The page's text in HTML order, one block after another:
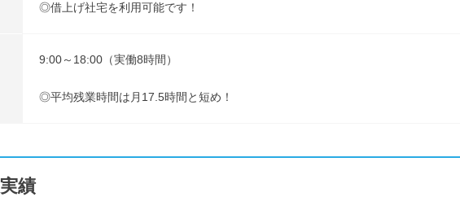
◎借上げ社宅を利用可能です！
9:00～18:00（実働8時間）
◎平均残業時間は月17.5時間と短め！
績